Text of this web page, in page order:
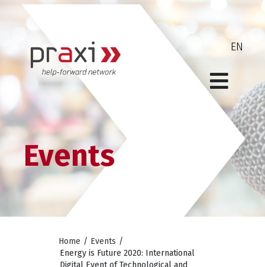
Events
Home / Events /
Energy is Future 2020: International
Digital Event of Technological and